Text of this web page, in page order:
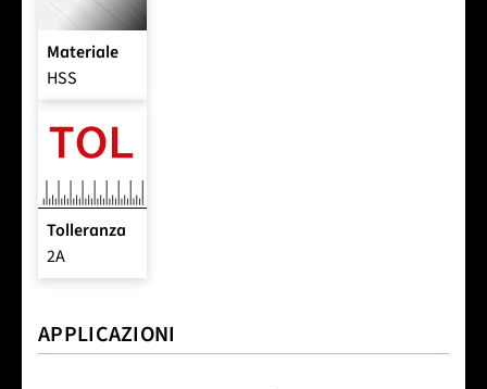
Materiale
HSS
Tolleranza
2A
APPLICAZIONI